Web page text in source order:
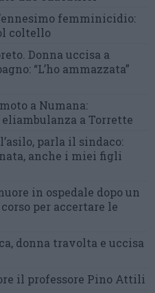
femminicidio:
coltello
Donna uccisa a
“L’ho ammazzata”
a Numana:
a Torrette
parla il sindaco:
anche i miei figli
in ospedale dopo un
per accertare le
donna travolta e uccisa
il professore Pino Attili